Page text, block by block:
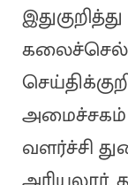
அமைச்சகம்
வளர்ச்சி